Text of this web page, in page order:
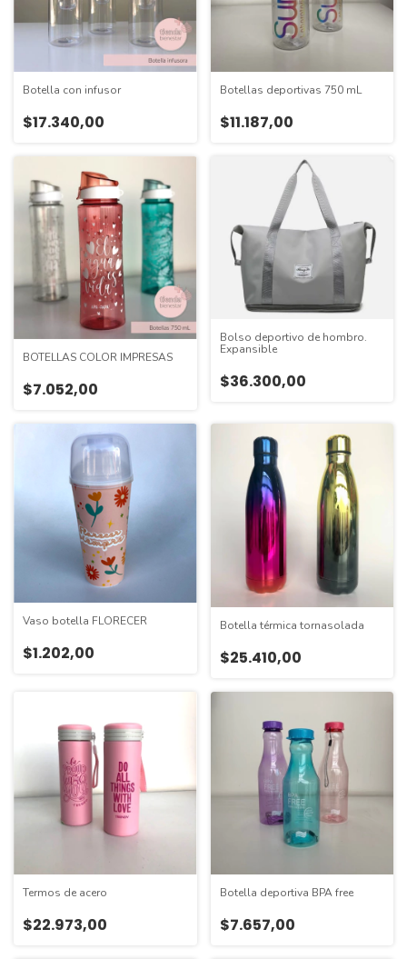
Botella con infusor
$17.340,00
Botellas deportivas 750 mL
$11.187,00
BOTELLAS COLOR IMPRESAS
$7.052,00
Bolso deportivo de hombro.
Expansible
$36.300,00
Vaso botella FLORECER
$1.202,00
Botella térmica tornasolada
$25.410,00
Termos de acero
$22.973,00
Botella deportiva BPA free
$7.657,00